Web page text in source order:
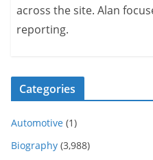
across the site. Alan
reporting.
Categories
Automotive (1)
Biography (3,988)